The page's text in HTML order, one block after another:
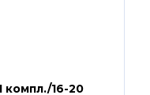
компл./16-20